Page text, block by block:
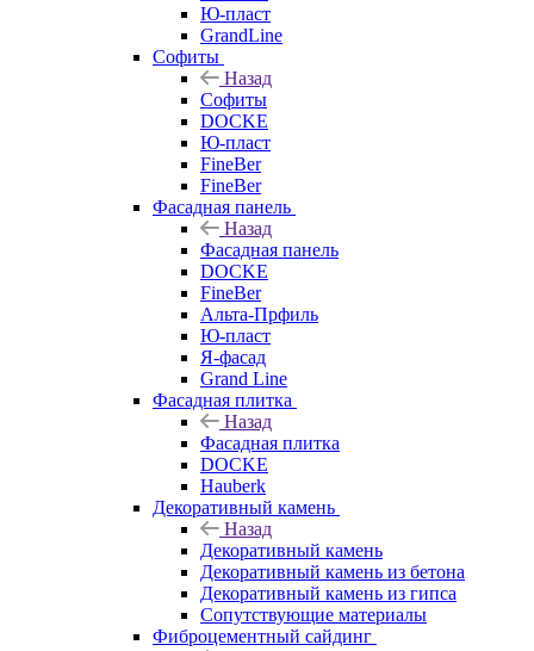
Ю-пласт
GrandLine
Софиты
Назад
Софиты
DOCKE
Ю-пласт
FineBer
FineBer
Фасадная панель
Назад
Фасадная панель
DOCKE
FineBer
Альта-Прфиль
Ю-пласт
Я-фасад
Grand Line
Фасадная плитка
Назад
Фасадная плитка
DOCKE
Hauberk
Декоративный камень
Назад
Декоративный камень
Декоративный камень из бетона
Декоративный камень из гипса
Сопутствующие материалы
Фиброцементный сайдинг